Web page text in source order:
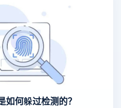
何躲过检测的？